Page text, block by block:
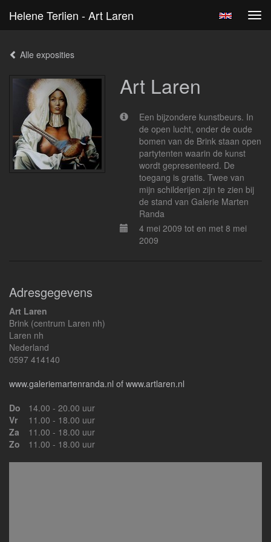
Helene Terlien - Art Laren
Alle exposities
Art Laren
Een bijzondere kunstbeurs. In
de open lucht, onder de oude
bomen van de Brink staan open
partytenten waarin de kunst
wordt gepresenteerd. De
toegang is gratis. Twee van
mijn schilderijen zijn te zien bij
de stand van Galerie Marten
Randa
4 mei 2009 tot en met 8 mei
2009
Adresgegevens
Art Laren
Brink (centrum Laren nh)
Laren nh
Nederland
0597 414140
www.galeriemartenranda.nl of www.artlaren.nl
Do
14.00 - 20.00 uur
Vr
11.00 - 18.00 uur
Za
11.00 - 18.00 uur
Zo
11.00 - 18.00 uur